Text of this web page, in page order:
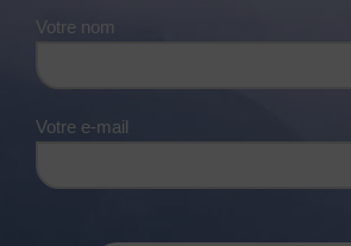
Votre nom
Votre e-mail